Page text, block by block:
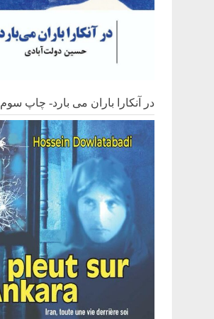
در آنکارا باران می بارد- چاپ سوم